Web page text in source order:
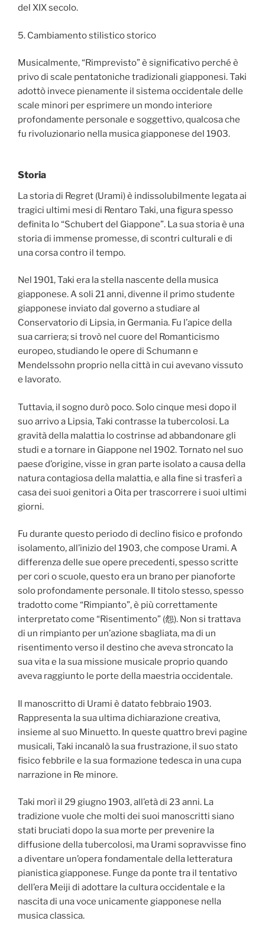
del XIX secolo.
5. Cambiamento stilistico storico
Musicalmente, “Rimprevisto” è significativo perché è
privo di scale pentatoniche tradizionali giapponesi. Taki
adottò invece pienamente il sistema occidentale delle
scale minori per esprimere un mondo interiore
profondamente personale e soggettivo, qualcosa che
fu rivoluzionario nella musica giapponese del 1903.
Storia
La storia di Regret (Urami) è indissolubilmente legata ai
tragici ultimi mesi di Rentaro Taki, una figura spesso
definita lo “Schubert del Giappone”. La sua storia è una
storia di immense promesse, di scontri culturali e di
una corsa contro il tempo.
Nel 1901, Taki era la stella nascente della musica
giapponese. A soli 21 anni, divenne il primo studente
giapponese inviato dal governo a studiare al
Conservatorio di Lipsia, in Germania. Fu l’apice della
sua carriera; si trovò nel cuore del Romanticismo
europeo, studiando le opere di Schumann e
Mendelssohn proprio nella città in cui avevano vissuto
e lavorato.
Tuttavia, il sogno durò poco. Solo cinque mesi dopo il
suo arrivo a Lipsia, Taki contrasse la tubercolosi. La
gravità della malattia lo costrinse ad abbandonare gli
studi e a tornare in Giappone nel 1902. Tornato nel suo
paese d’origine, visse in gran parte isolato a causa della
natura contagiosa della malattia, e alla fine si trasferì a
casa dei suoi genitori a Oita per trascorrere i suoi ultimi
giorni.
Fu durante questo periodo di declino fisico e profondo
isolamento, all’inizio del 1903, che compose Urami. A
differenza delle sue opere precedenti, spesso scritte
per cori o scuole, questo era un brano per pianoforte
solo profondamente personale. Il titolo stesso, spesso
tradotto come “Rimpianto”, è più correttamente
interpretato come “Risentimento” (怨). Non si trattava
di un rimpianto per un’azione sbagliata, ma di un
risentimento verso il destino che aveva stroncato la
sua vita e la sua missione musicale proprio quando
aveva raggiunto le porte della maestria occidentale.
Il manoscritto di Urami è datato febbraio 1903.
Rappresenta la sua ultima dichiarazione creativa,
insieme al suo Minuetto. In queste quattro brevi pagine
musicali, Taki incanalò la sua frustrazione, il suo stato
fisico febbrile e la sua formazione tedesca in una cupa
narrazione in Re minore.
Taki morì il 29 giugno 1903, all’età di 23 anni. La
tradizione vuole che molti dei suoi manoscritti siano
stati bruciati dopo la sua morte per prevenire la
diffusione della tubercolosi, ma Urami sopravvisse fino
a diventare un’opera fondamentale della letteratura
pianistica giapponese. Funge da ponte tra il tentativo
dell’era Meiji di adottare la cultura occidentale e la
nascita di una voce unicamente giapponese nella
musica classica.